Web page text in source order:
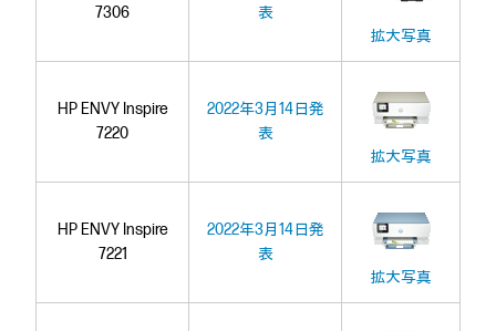
7306
表
拡大写真
HP ENVY Inspire
7220
2022年3月14日発
表
拡大写真
HP ENVY Inspire
7221
2022年3月14日発
表
拡大写真